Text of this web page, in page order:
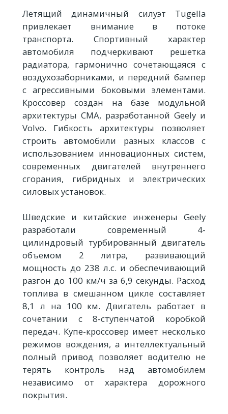
Летящий динамичный силуэт Tugella
привлекает внимание в потоке
транспорта. Спортивный характер
автомобиля подчеркивают решетка
радиатора, гармонично сочетающаяся с
воздухозаборниками, и передний бампер
с агрессивными боковыми элементами.
Кроссовер создан на базе модульной
архитектуры CMA, разработанной Geely и
Volvo. Гибкость архитектуры позволяет
строить автомобили разных классов с
использованием инновационных систем,
современных двигателей внутреннего
сгорания, гибридных и электрических
силовых установок.
Шведские и китайские инженеры Geely
разработали современный 4-
цилиндровый турбированный двигатель
объемом 2 литра, развивающий
мощность до 238 л.с. и обеспечивающий
разгон до 100 км/ч за 6,9 секунды. Расход
топлива в смешанном цикле составляет
8,1 л на 100 км. Двигатель работает в
сочетании с 8-ступенчатой коробкой
передач. Купе-кроссовер имеет несколько
режимов вождения, а интеллектуальный
полный привод позволяет водителю не
терять контроль над автомобилем
независимо от характера дорожного
покрытия.